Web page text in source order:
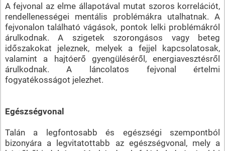
A fejvonal az elme állapotával mutat szoros korrelációt,
rendellenességei mentális problémákra utalhatnak. A
fejvonalon található vágások, pontok lelki problémákról
árulkodnak. A szigetek szorongásos vagy beteg
időszakokat jeleznek, melyek a fejjel kapcsolatosak,
valamint a hajtóerő gyengüléséről, energiavesztésről
árulkodnak. A láncolatos fejvonal értelmi
fogyatékosságot jelezhet.
Egészségvonal
Talán a legfontosabb és egészségi szempontból
bizonyára a legvitatottabb az egészségvonal, mely a